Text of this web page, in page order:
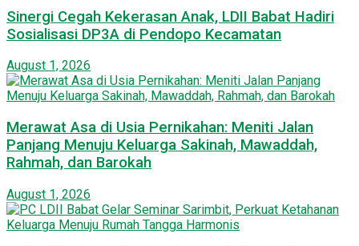
Sinergi Cegah Kekerasan Anak, LDII Babat Hadiri
Sosialisasi DP3A di Pendopo Kecamatan
August 1, 2026
Merawat Asa di Usia Pernikahan: Meniti Jalan
Panjang Menuju Keluarga Sakinah, Mawaddah,
Rahmah, dan Barokah
August 1, 2026